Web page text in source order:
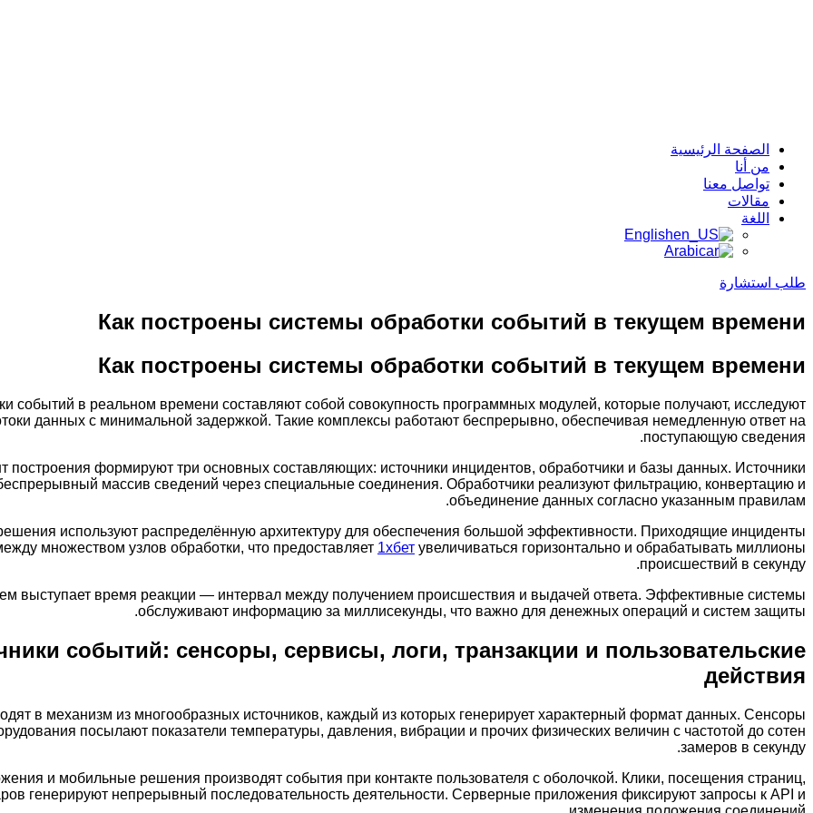
الصفحة الرئيسية
من أنا
تواصل معنا
مقالات
اللغة
English
Arabic
طلب استشارة
Как построены системы обработки событий в текущем времени
Как построены системы обработки событий в текущем времени
событий в реальном времени составляют собой совокупность программных модулей, которые получают, исследуют
данных с минимальной задержкой. Такие комплексы работают беспрерывно, обеспечивая немедленную ответ на
поступающую сведения.
построения формируют три основных составляющих: источники инцидентов, обработчики и базы данных. Источники
массив сведений через специальные соединения. Обработчики реализуют фильтрацию, конвертацию и
объединение данных согласно указанным правилам.
используют распределённую архитектуру для обеспечения большой эффективности. Приходящие инциденты
множеством узлов обработки, что предоставляет 1хбет увеличиваться горизонтально и обрабатывать миллионы
происшествий в секунду.
выступает время реакции — интервал между получением происшествия и выдачей ответа. Эффективные системы
обслуживают информацию за миллисекунды, что важно для денежных операций и систем защиты.
событий: сенсоры, сервисы, логи, транзакции и пользовательские
действия
в механизм из многообразных источников, каждый из которых генерирует характерный формат данных. Сенсоры
посылают показатели температуры, давления, вибрации и прочих физических величин с частотой до сотен
замеров в секунду.
и мобильные решения производят события при контакте пользователя с оболочкой. Клики, посещения страниц,
генерируют непрерывный последовательность деятельности. Серверные приложения фиксируют запросы к API и